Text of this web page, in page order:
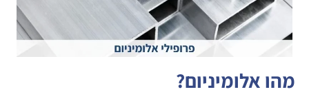
מהו אלומיניום?